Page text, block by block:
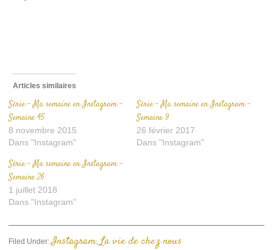
Articles similaires
Série – Ma semaine en Instagram –
Semaine 45
8 novembre 2015
Dans "Instagram"
Série – Ma semaine en Instagram –
Semaine 9
26 février 2017
Dans "Instagram"
Série – Ma semaine en Instagram –
Semaine 26
1 juillet 2018
Dans "Instagram"
Filed Under:Instagram,La vie de chez nous